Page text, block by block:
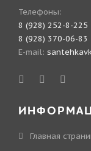
Телефоны:
8 (928) 252-8-225
8 (928) 370-06-83
E-mail:
Главная